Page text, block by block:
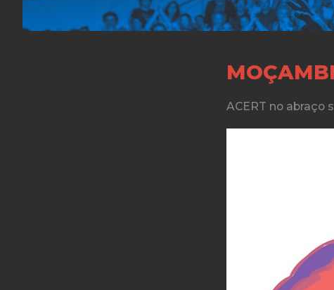
ACERT no abraço